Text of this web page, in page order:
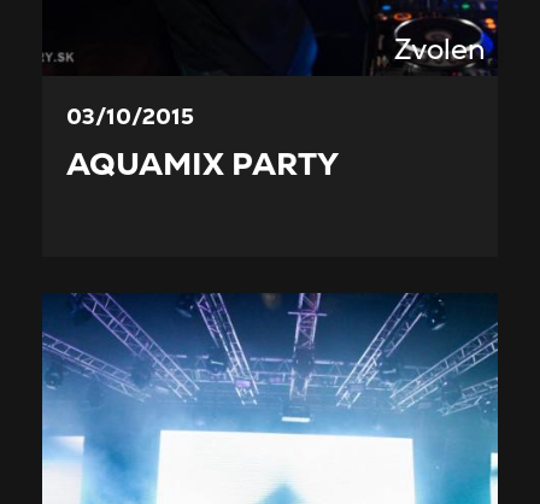
Zvolen
03/10/2015
AQUAMIX PARTY